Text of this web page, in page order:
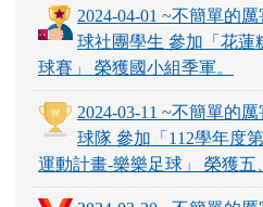
2024-04-01 ~不簡單的
球社團學生 參加「花蓮
球賽」 榮獲國小組季軍。
2024-03-11 ~不簡單的
球隊 參加「112學年度
運動計畫-樂樂足球」 榮獲五